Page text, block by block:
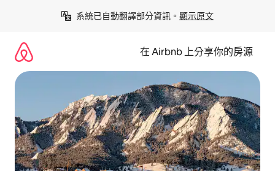
系統已自動翻譯部分資訊。 顯示原文
在 Airbnb 上分享你的房源